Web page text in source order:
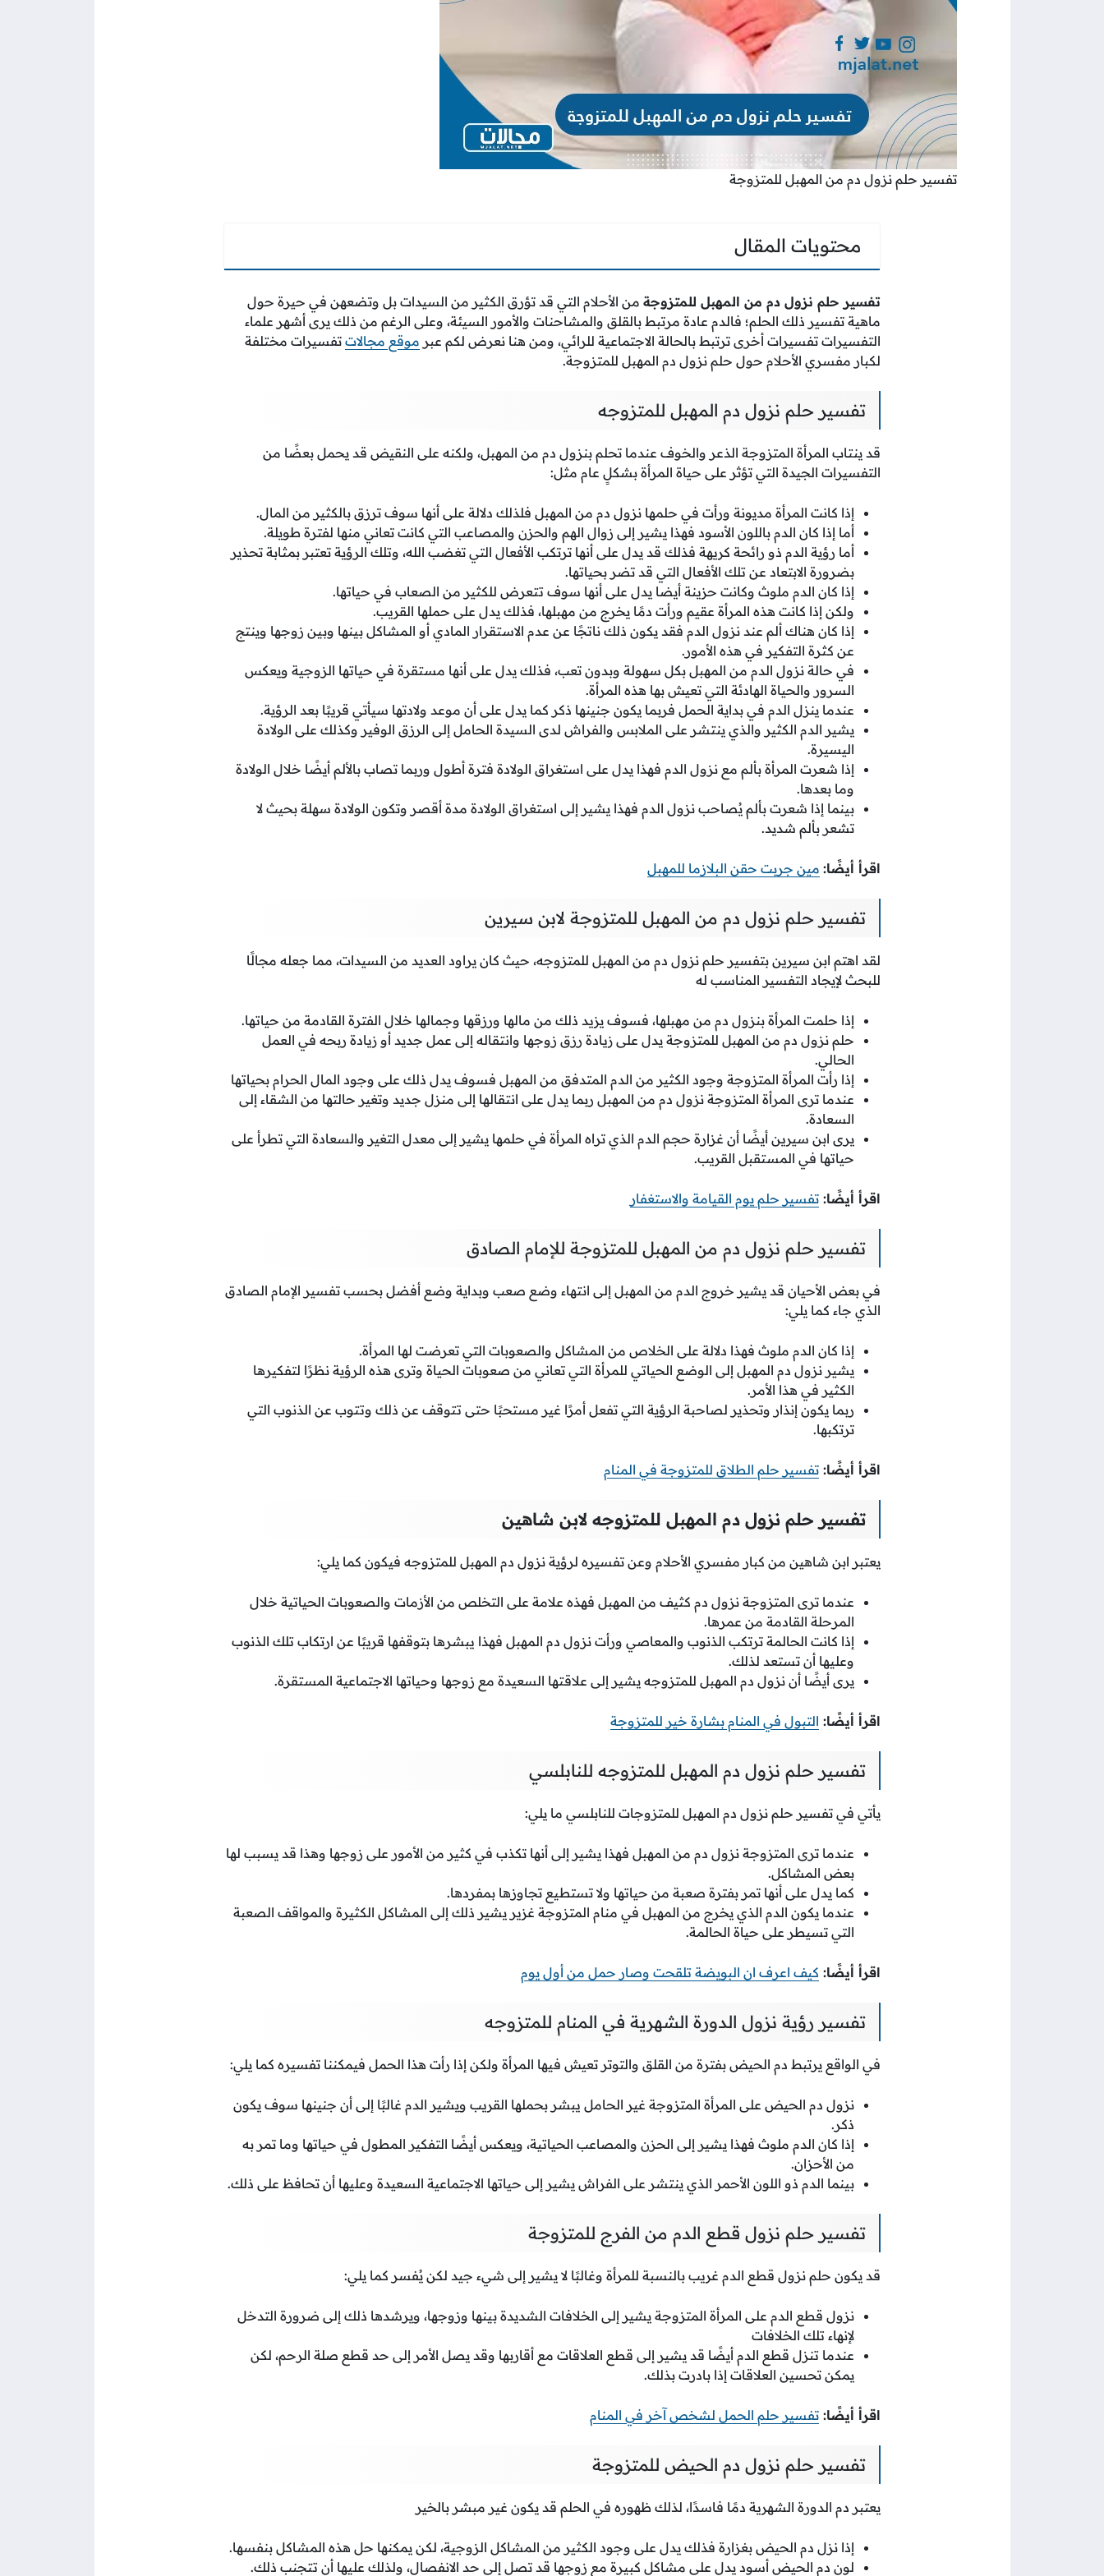
تفسير حلم نزول دم من المهبل للمتزوجة
محتويات المقال
تفسير حلم نزول دم من المهبل للمتزوجة من الأحلام التي قد تؤرق الكثير من السيدات بل وتضعهن في حيرة حول
ماهية تفسير ذلك الحلم؛ فالدم عادة مرتبط بالقلق والمشاحنات والأمور السيئة، وعلى الرغم من ذلك يرى أشهر علماء
التفسيرات تفسيرات أخرى ترتبط بالحالة الاجتماعية للرائي، ومن هنا نعرض لكم عبر موقع مجالات تفسيرات مختلفة
لكبار مفسري الأحلام حول حلم نزول دم المهبل للمتزوجة.
تفسير حلم نزول دم المهبل للمتزوجه
قد ينتاب المرأة المتزوجة الذعر والخوف عندما تحلم بنزول دم من المهبل، ولكنه على النقيض قد يحمل بعضًا من
التفسيرات الجيدة التي تؤثر على حياة المرأة بشكلٍ عام مثل:
إذا كانت المرأة مديونة ورأت في حلمها نزول دم من المهبل فلذلك دلالة على أنها سوف ترزق بالكثير من المال.
أما إذا كان الدم باللون الأسود فهذا يشير إلى زوال الهم والحزن والمصاعب التي كانت تعاني منها لفترة طويلة.
أما رؤية الدم ذو رائحة كريهة فذلك قد يدل على أنها ترتكب الأفعال التي تغضب الله، وتلك الرؤية تعتبر بمثابة تحذير
بضرورة الابتعاد عن تلك الأفعال التي قد تضر بحياتها.
إذا كان الدم ملوث وكانت حزينة أيضا يدل على أنها سوف تتعرض للكثير من الصعاب في حياتها.
ولكن إذا كانت هذه المرأة عقيم ورأت دمًا يخرج من مهبلها، فذلك يدل على حملها القريب.
إذا كان هناك ألم عند نزول الدم فقد يكون ذلك ناتجًا عن عدم الاستقرار المادي أو المشاكل بينها وبين زوجها وينتج
عن كثرة التفكير في هذه الأمور.
في حالة نزول الدم من المهبل بكل سهولة وبدون تعب، فذلك يدل على أنها مستقرة في حياتها الزوجية ويعكس
السرور والحياة الهادئة التي تعيش بها هذه المرأة.
عندما ينزل الدم في بداية الحمل فربما يكون جنينها ذكر كما يدل على أن موعد ولادتها سيأتي قريبًا بعد الرؤية.
يشير الدم الكثير والذي ينتشر على الملابس والفراش لدى السيدة الحامل إلى الرزق الوفير وكذلك على الولادة
اليسيرة.
إذا شعرت المرأة بألم مع نزول الدم فهذا يدل على استغراق الولادة فترة أطول وربما تصاب بالألم أيضًا خلال الولادة
وما بعدها.
بينما إذا شعرت بألم يُصاحب نزول الدم فهذا يشير إلى استغراق الولادة مدة أقصر وتكون الولادة سهلة بحيث لا
تشعر بألم شديد.
اقرأ أيضًا: مين جربت حقن البلازما للمهبل
تفسير حلم نزول دم من المهبل للمتزوجة لابن سيرين
لقد اهتم ابن سيرين بتفسير حلم نزول دم من المهبل للمتزوجه، حيث كان يراود العديد من السيدات، مما جعله مجالًا
للبحث لإيجاد التفسير المناسب له
إذا حلمت المرأة بنزول دم من مهبلها، فسوف يزيد ذلك من مالها ورزقها وجمالها خلال الفترة القادمة من حياتها.
حلم نزول دم من المهبل للمتزوجة يدل على زيادة رزق زوجها وانتقاله إلى عمل جديد أو زيادة ربحه في العمل
الحالي.
إذا رأت المرأة المتزوجة وجود الكثير من الدم المتدفق من المهبل فسوف يدل ذلك على وجود المال الحرام بحياتها
عندما ترى المرأة المتزوجة نزول دم من المهبل ربما يدل على انتقالها إلى منزل جديد وتغير حالتها من الشقاء إلى
السعادة.
يرى ابن سيرين أيضًا أن غزارة حجم الدم الذي تراه المرأة في حلمها يشير إلى معدل التغير والسعادة التي تطرأ على
حياتها في المستقبل القريب.
اقرأ أيضًا: تفسير حلم يوم القيامة والاستغفار
تفسير حلم نزول دم من المهبل للمتزوجة للإمام الصادق
في بعض الأحيان قد يشير خروج الدم من المهبل إلى انتهاء وضع صعب وبداية وضع أفضل بحسب تفسير الإمام الصادق
الذي جاء كما يلي:
إذا كان الدم ملوث فهذا دلالة على الخلاص من المشاكل والصعوبات التي تعرضت لها المرأة.
يشير نزول دم المهبل إلى الوضع الحياتي للمرأة التي تعاني من صعوبات الحياة وترى هذه الرؤية نظرًا لتفكيرها
الكثير في هذا الأمر.
ربما يكون إنذار وتحذير لصاحبة الرؤية التي تفعل أمرًا غير مستحبًا حتى تتوقف عن ذلك وتتوب عن الذنوب التي
ترتكبها.
اقرأ أيضًا: تفسير حلم الطلاق للمتزوجة في المنام
تفسير حلم نزول دم المهبل للمتزوجه لابن شاهين
يعتبر ابن شاهين من كبار مفسري الأحلام وعن تفسيره لرؤية نزول دم المهبل للمتزوجه فيكون كما يلي:
عندما ترى المتزوجة نزول دم كثيف من المهبل فهذه علامة على التخلص من الأزمات والصعوبات الحياتية خلال
المرحلة القادمة من عمرها.
إذا كانت الحالمة ترتكب الذنوب والمعاصي ورأت نزول دم المهبل فهذا يبشرها بتوقفها قريبًا عن ارتكاب تلك الذنوب
وعليها أن تستعد لذلك.
يرى أيضًا أن نزول دم المهبل للمتزوجه يشير إلى علاقتها السعيدة مع زوجها وحياتها الاجتماعية المستقرة.
اقرأ أيضًا: التبول في المنام بشارة خير للمتزوجة
تفسير حلم نزول دم المهبل للمتزوجه للنابلسي
يأتي في تفسير حلم نزول دم المهبل للمتزوجات للنابلسي ما يلي:
عندما ترى المتزوجة نزول دم من المهبل فهذا يشير إلى أنها تكذب في كثير من الأمور على زوجها وهذا قد يسبب لها
بعض المشاكل.
كما يدل على أنها تمر بفترة صعبة من حياتها ولا تستطيع تجاوزها بمفردها.
عندما يكون الدم الذي يخرج من المهبل في منام المتزوجة غزير يشير ذلك إلى المشاكل الكثيرة والمواقف الصعبة
التي تسيطر على حياة الحالمة.
اقرأ أيضًا: كيف اعرف ان البويضة تلقحت وصار حمل من أول يوم
تفسير رؤية نزول الدورة الشهرية في المنام للمتزوجه
في الواقع يرتبط دم الحيض بفترة من القلق والتوتر تعيش فيها المرأة ولكن إذا رأت هذا الحمل فيمكننا تفسيره كما يلي:
نزول دم الحيض على المرأة المتزوجة غير الحامل يبشر بحملها القريب ويشير الدم غالبًا إلى أن جنينها سوف يكون
ذكر.
إذا كان الدم ملوث فهذا يشير إلى الحزن والمصاعب الحياتية، ويعكس أيضًا التفكير المطول في حياتها وما تمر به
من الأحزان.
بينما الدم ذو اللون الأحمر الذي ينتشر على الفراش يشير إلى حياتها الاجتماعية السعيدة وعليها أن تحافظ على ذلك.
تفسير حلم نزول قطع الدم من الفرج للمتزوجة
قد يكون حلم نزول قطع الدم غريب بالنسبة للمرأة وغالبًا لا يشير إلى شيء جيد لكن يُفسر كما يلي:
نزول قطع الدم على المرأة المتزوجة يشير إلى الخلافات الشديدة بينها وزوجها، ويرشدها ذلك إلى ضرورة التدخل
لإنهاء تلك الخلافات
عندما تنزل قطع الدم أيضًا قد يشير إلى قطع العلاقات مع أقاربها وقد يصل الأمر إلى حد قطع صلة الرحم، لكن
يمكن تحسين العلاقات إذا بادرت بذلك.
اقرأ أيضًا: تفسير حلم الحمل لشخص آخر في المنام
تفسير حلم نزول دم الحيض للمتزوجة
يعتبر دم الدورة الشهرية دمًا فاسدًا، لذلك ظهوره في الحلم قد يكون غير مبشر بالخير
إذا نزل دم الحيض بغزارة فذلك يدل على وجود الكثير من المشاكل الزوجية، لكن يمكنها حل هذه المشاكل بنفسها.
لون دم الحيض أسود يدل على مشاكل كبيرة مع زوجها قد تصل إلى حد الانفصال، ولذلك عليها أن تتجنب ذلك.